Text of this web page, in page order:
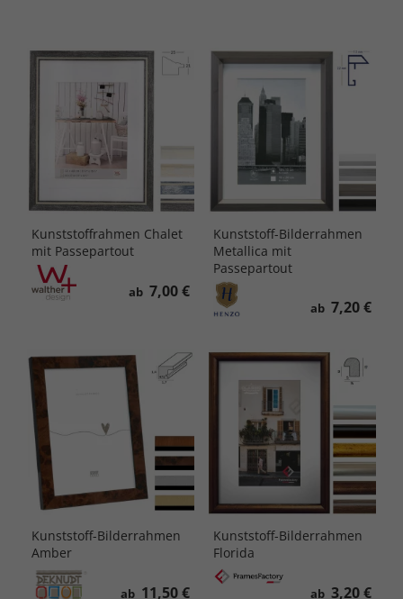
Kunststoffrahmen Chalet
mit Passepartout
ab 7,00 €
Kunststoff-Bilderrahmen
Metallica mit
Passepartout
ab 7,20 €
Kunststoff-Bilderrahmen
Amber
ab 11,50 €
Kunststoff-Bilderrahmen
Florida
ab 3,20 €